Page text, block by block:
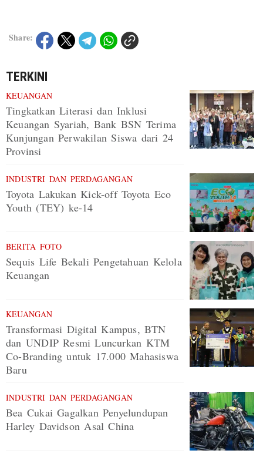
Share:
TERKINI
KEUANGAN
Tingkatkan Literasi dan Inklusi
Keuangan Syariah, Bank BSN Terima
Kunjungan Perwakilan Siswa dari 24
Provinsi
INDUSTRI DAN PERDAGANGAN
Toyota Lakukan Kick-off Toyota Eco
Youth (TEY) ke-14
BERITA FOTO
Sequis Life Bekali Pengetahuan Kelola
Keuangan
KEUANGAN
Transformasi Digital Kampus, BTN
dan UNDIP Resmi Luncurkan KTM
Co-Branding untuk 17.000 Mahasiswa
Baru
INDUSTRI DAN PERDAGANGAN
Bea Cukai Gagalkan Penyelundupan
Harley Davidson Asal China